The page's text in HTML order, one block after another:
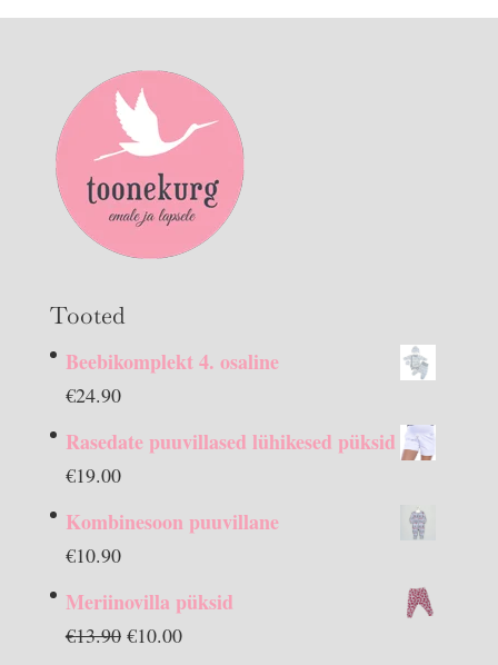
Tooted
Beebikomplekt 4. osaline
€24.90
Rasedate puuvillased lühikesed püksid
€19.00
Kombinesoon puuvillane
€10.90
Meriinovilla püksid
€13.90 Algne
€10.00Praegune